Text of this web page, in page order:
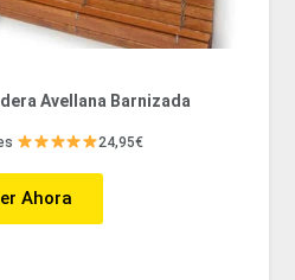
Avellana Barnizada
24,95€
Ahora